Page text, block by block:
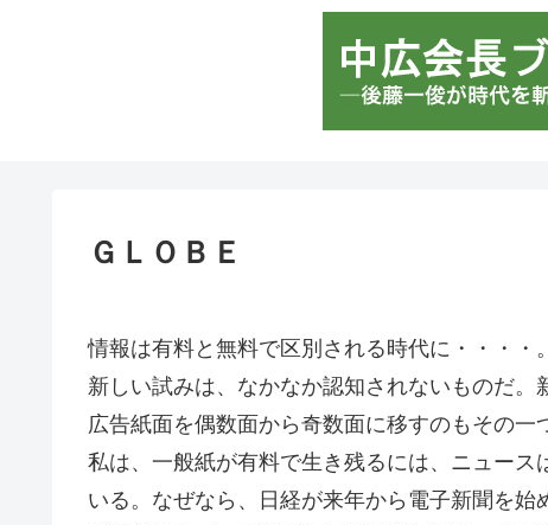
ＧＬＯＢＥ
情報は有料と無料で区別される時代に・・・・。
新しい試みは、なかなか認知されないものだ。
広告紙面を偶数面から奇数面に移すのもその一
私は、一般紙が有料で生き残るには、ニュー
いる。なぜなら、日経が来年から電子新聞を始